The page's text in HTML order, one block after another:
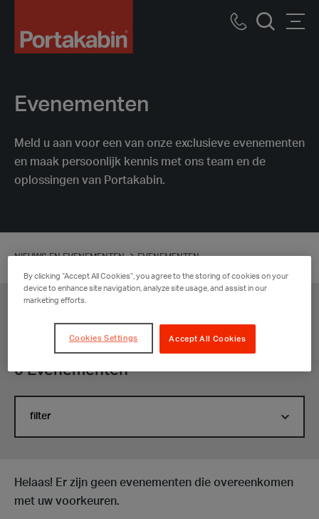
Call
Evenementen
Meld u aan voor een van onze exclusieve evenementen
en maak persoonlijk kennis met ons team en de
oplossingen van Portakabin.
NIEUWS EN EVENEMENTEN EVENEMENTEN
0 Evenementen
filter
Helaas! Er zijn geen evenementen die overeenkomen
met uw voorkeuren.
By clicking “Accept All Cookies”, you agree to the storing of cookies on your
device to enhance site navigation, analyze site usage, and assist in our
marketing efforts.
Accept All Cookies
Cookies Settings